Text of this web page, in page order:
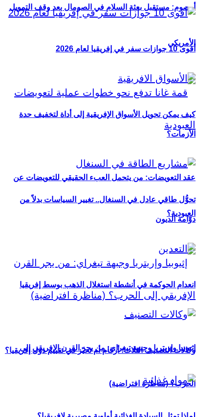
أوصوم: مستقبل بعثة السلام في الصومال بعد وقف التمويل
الأمريكي
عقد التعويضات: من يتحمل العبء الحقيقي للتعويضات عن
العبودية؟
إثيوبيا وإريتريا وجبهة تيغراي: من يجر القرن الإفريقي إلى
الحرب؟ (مناظرة افتراضية)
أقوى 10 جوازات سفر في إفريقيا لعام 2026
كيف يمكن تحويل الأسواق الإفريقية إلى أداة لتخفيف حدة
الأزمات؟
تحوُّل طاقي عادل في السنغال.. تغيير السياسات بدلاً من
دوّامة الديون
انعدام الحوكمة في أنشطة استغلال الذهب بوسط إفريقيا
وكالات التصنيف الثلاث: أرقام أم تحيّز في تقييم دول إفريقيا؟